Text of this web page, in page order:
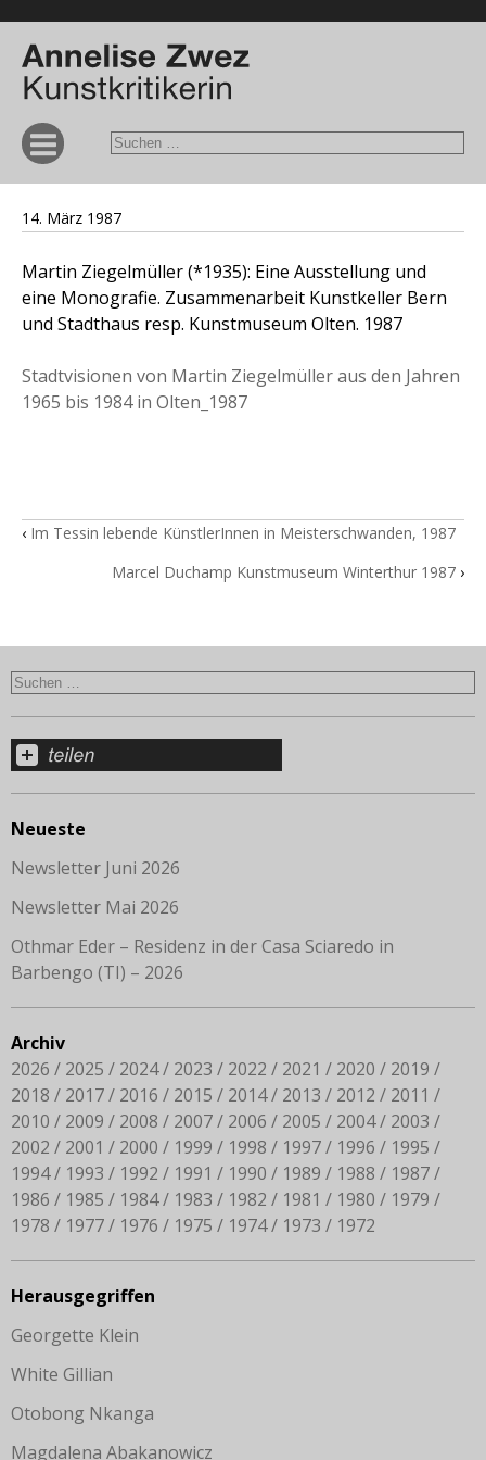
14. März 1987
Martin Ziegelmüller (*1935): Eine Ausstellung und
eine Monografie. Zusammenarbeit Kunstkeller Bern
und Stadthaus resp. Kunstmuseum Olten. 1987
Stadtvisionen von Martin Ziegelmüller aus den Jahren
1965 bis 1984 in Olten_1987
‹ Im Tessin lebende KünstlerInnen in Meisterschwanden, 1987
Marcel Duchamp Kunstmuseum Winterthur 1987 ›
Neueste
Newsletter Juni 2026
Newsletter Mai 2026
Othmar Eder – Residenz in der Casa Sciaredo in
Barbengo (TI) – 2026
Archiv
2026
2025 2024 2023 2022 2021 2020
2019
2018
2017 2016 2015 2014 2013 2012
2011
2010
2009 2008 2007 2006 2005 2004
2003
2002
2001 2000 1999 1998 1997 1996
1995
1994
1993 1992 1991 1990 1989 1988
1987
1986
1985 1984 1983 1982 1981 1980
1979
1978
1977 1976 1975 1974 1973 1972
Herausgegriffen
Georgette Klein
White Gillian
Otobong Nkanga
Magdalena Abakanowicz